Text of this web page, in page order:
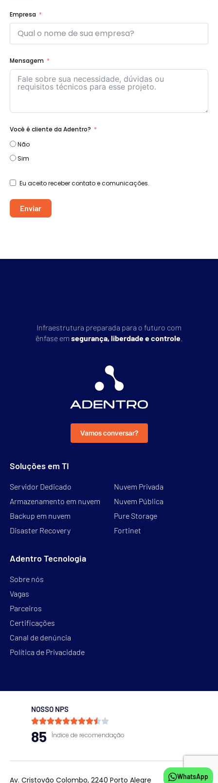
Empresa
Mensagem
Você é cliente da Adentro?
Não
Sim
Eu aceito receber contato e comunicações.
Enviar
Soluções em TI
Servidor Dedicado
Armazenamento em nuvem
Backup em nuvem
Disaster Recovery
Nuvem Privada
Nuvem Pública
Pure Storage
Fortinet
Adentro Tecnologia
Sobre nós
Vagas
Parceiros
Certificações
Canal de denúncia
Política de Privacidade
Infraestrutura preparada para o futuro com
ênfase em segurança, liberdade e controle.
Vamos conversar?
NOSSO NPS

85 Índice de recomendação
Av. Cristovão Colombo, 2240 Porto Alegre WhatsApp